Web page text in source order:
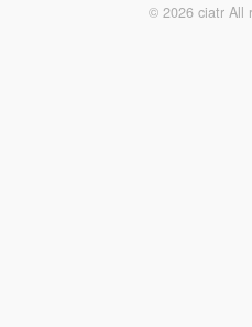
© 2026 ciatr All